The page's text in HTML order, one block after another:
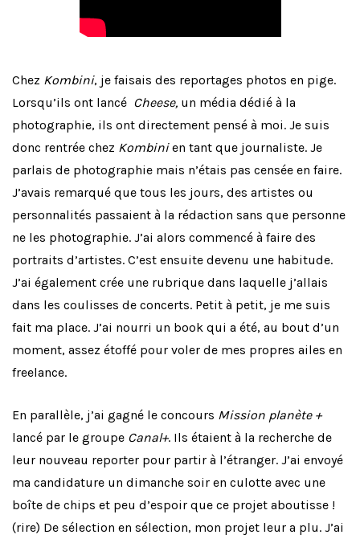
Chez Kombini, je faisais des reportages photos en pige.
Lorsqu’ils ont lancé Cheese, un média dédié à la
photographie, ils ont directement pensé à moi. Je suis
donc rentrée chez Kombinien tant que journaliste. Je
parlais de photographie mais n’étais pas censée en faire.
J’avais remarqué que tous les jours, des artistes ou
personnalités passaient à la rédaction sans que personne
ne les photographie. J’ai alors commencé à faire des
portraits d’artistes. C’est ensuite devenu une habitude.
J’ai également crée une rubrique dans laquelle j’allais
dans les coulisses de concerts. Petit à petit, je me suis
fait ma place. J’ai nourri un book qui a été, au bout d’un
moment, assez étoffé pour voler de mes propres ailes en
freelance.
En parallèle, j’ai gagné le concours Mission planète +
lancé par le groupe Canal+. Ils étaient à la recherche de
leur nouveau reporter pour partir à l’étranger. J’ai envoyé
ma candidature un dimanche soir en culotte avec une
boîte de chips et peu d’espoir que ce projet aboutisse !
(rire) De sélection en sélection, mon projet leur a plu. J’ai